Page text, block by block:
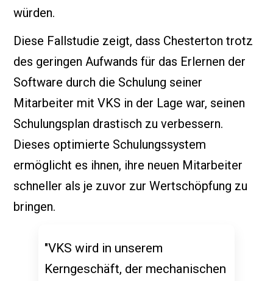
würden.
Diese Fallstudie zeigt, dass Chesterton trotz
des geringen Aufwands für das Erlernen der
Software durch die Schulung seiner
Mitarbeiter mit VKS in der Lage war, seinen
Schulungsplan drastisch zu verbessern.
Dieses optimierte Schulungssystem
ermöglicht es ihnen, ihre neuen Mitarbeiter
schneller als je zuvor zur Wertschöpfung zu
bringen.
"VKS wird in unserem
Kerngeschäft, der mechanischen